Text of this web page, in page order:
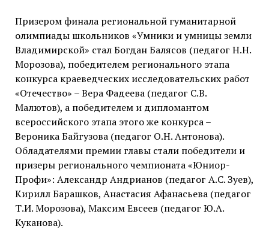
Призером финала региональной гуманитарной
олимпиады школьников «Умники и умницы земли
Владимирской» стал Богдан Балясов (педагог Н.Н.
Морозова), победителем регионального этапа
конкурса краеведческих исследовательских работ
«Отечество» – Вера Фадеева (педагог С.В.
Малютов), а победителем и дипломантом
всероссийского этапа этого же конкурса –
Вероника Байгузова (педагог О.Н. Антонова).
Обладателями премии главы стали победители и
призеры регионального чемпионата «Юниор-
Профи»: Александр Андрианов (педагог А.С. Зуев),
Кирилл Барашков, Анастасия Афанасьева (педагог
Т.И. Морозова), Максим Евсеев (педагог Ю.А.
Куканова).